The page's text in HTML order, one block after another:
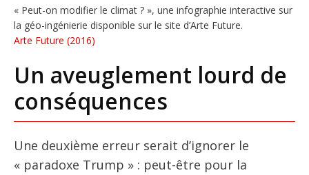
« Peut-on modifier le climat ? », une infographie interactive sur
la géo-ingénierie disponible sur le site d’Arte Future.
Arte Future (2016)
Un aveuglement lourd de
conséquences
Une deuxième erreur serait d’ignorer le
« paradoxe Trump » : peut-être pour la